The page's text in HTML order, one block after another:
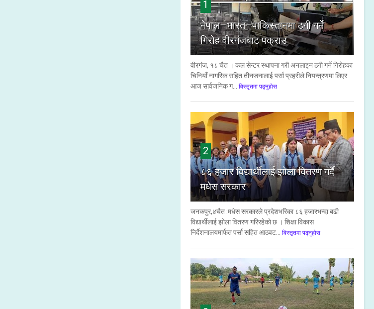
1
नेपाल–भारत–पाकिस्तानमा ठगी गर्ने
गिरोह वीरगंजबाट पक्राउ
वीरगंज, १८ चैत । कल सेन्टर स्थापना गरी अनलाइन ठगी गर्ने गिरोहका
चिनियाँ नागरिक सहित तीनजनालाई पर्सा प्रहरीले नियन्त्रणमा लिएर
आज सार्वजनिक ग...
विस्तृतमा पढ्नुहोस
2
८६ हजार विद्यार्थीलाई झोला वितरण गर्दै
मधेस सरकार
जनकपुर,४चैत :मधेस सरकारले प्रदेशभरिका ८६ हजारभन्दा बढी
विद्यार्थीलाई झोला वितरण गरिरहेको छ । शिक्षा विकास
निर्देशनालयमार्फत पर्सा सहित आठवट...
विस्तृतमा पढ्नुहोस